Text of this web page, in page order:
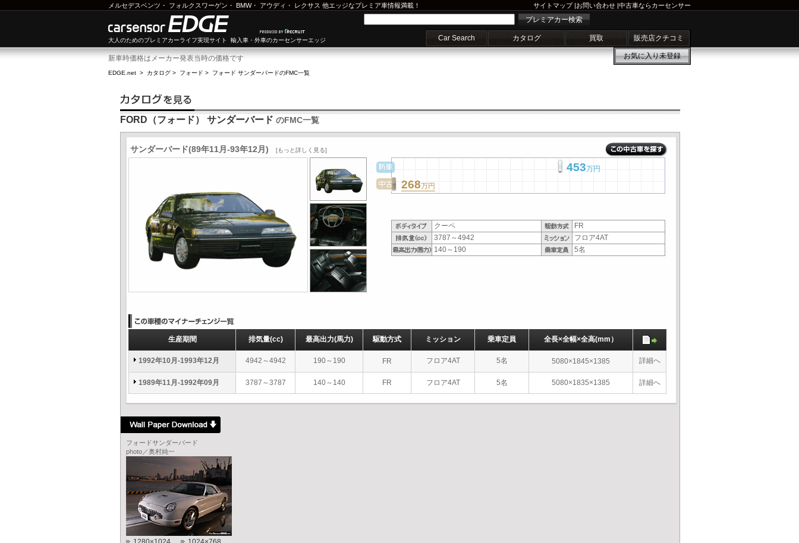
メルセデスベンツ ・ フォルクスワーゲン ・ BMW・ アウディ ・ レクサス 他エッジなプレミア車情報満載！ サイトマップ|お問い合わせ |中古車ならカーセンサー
大人のためのプレミアカーライフ実現サイト 輸入車・外車のカーセンサーエッジ
プレミアカー検索
Car Search カタログ 買取 販売店クチコミ
お気に入り未登録
新車時価格はメーカー発表当時の価格です
EDGE.net > カタログ > フォード > フォード サンダーバードのFMC一覧
FORD（フォード） サンダーバード のFMC一覧
サンダーバード(89年11月-93年12月) [もっと詳しく見る]
453万円
268万円
クーペ
FR
3787～4942
フロア4AT
140～190
5名
生産期間 排気量(cc) 最高出力(馬力) 駆動方式 ミッション 乗車定員 全長×全幅×全高(mm）
1992年10月-1993年12月 4942～4942 190～190 FR フロア4AT 5名 5080×1845×1385 詳細へ
1989年11月-1992年09月 3787～3787 140～140 FR フロア4AT 5名 5080×1835×1385 詳細へ
フォードサンダーバード
photo／奥村純一